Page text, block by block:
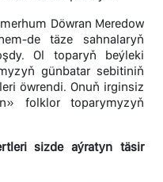
Döwran Meredow
de täze sahnalaryň
Ol toparyň beýleki
günbatar sebitiniň
öwrendi. Onuň irginsiz
folklor toparymyzyň
sizde aýratyn täsir